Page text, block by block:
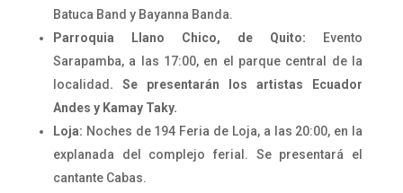
Batuca Band y Bayanna Banda.
Parroquia Llano Chico, de Quito:
Evento
Sarapamba, a las 17:00, en el parque central de la
localidad . Se presentarán los artistas Ecuador
Andes y Kamay Taky.
Loja: Noches de 194 Feria de Loja, a las 20:00, en la
explanada del complejo ferial. Se presentará el
cantante Cabas.